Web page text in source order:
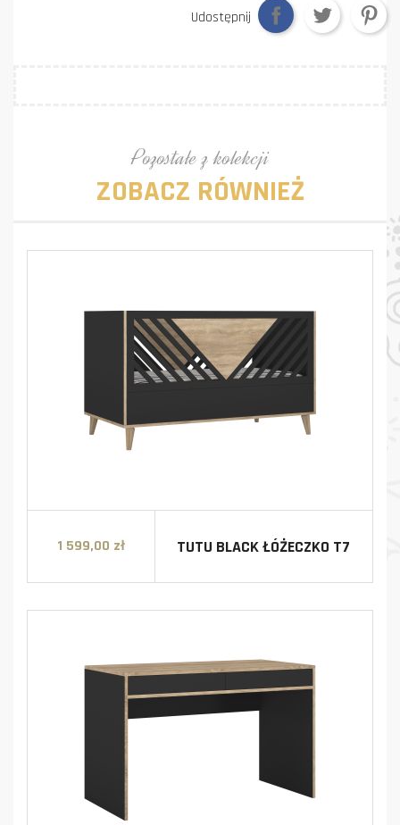
Udostępnij
Pozostałe z kolekcji
ZOBACZ RÓWNIEŻ
Cena
1 599,00 zł TUTU BLACK ŁÓŻECZKO T7